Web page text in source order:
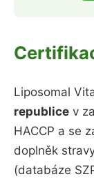
Liposomal
republice v
HACCP a se
doplněk
(databáze